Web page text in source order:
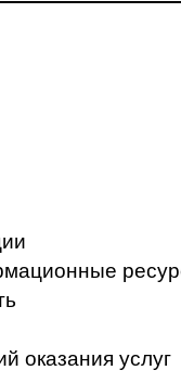
оказания услуг